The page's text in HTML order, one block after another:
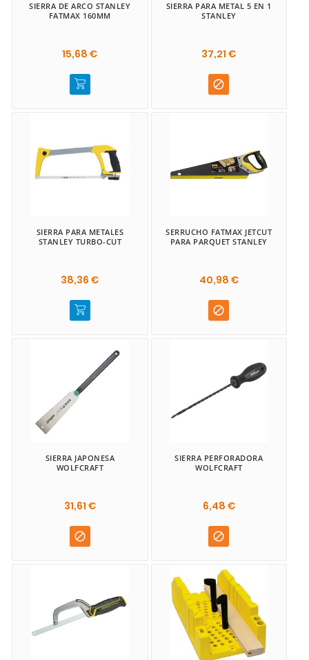
SIERRA DE ARCO STANLEY
FATMAX 160MM
15,68 €
SIERRA PARA METAL 5 EN 1
STANLEY
37,21 €

SIERRA PARA METALES
STANLEY TURBO-CUT
38,36 €
SERRUCHO FATMAX JETCUT
PARA PARQUET STANLEY
40,98 €

SIERRA JAPONESA
WOLFCRAFT
31,61 €

SIERRA PERFORADORA
WOLFCRAFT
6,48 €
